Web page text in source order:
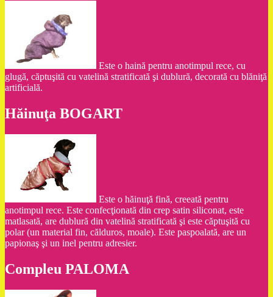
Este o haină pentru anotimpul rece, cu
glugă, căptuşită cu vatelină stratificată şi dublură, decorată cu blăniţă
artificială.
Hăinuţa BOGART
Este o hăinuţă fină, creeată pentru
anotimpul rece. Este confecţionată din crep satin siliconat, este
matlasată, are dublură din vatelină stratificată şi este căptuşită cu
polar (un material fin, călduros, moale). Este paspoalată, are un
papionaş şi un inel pentru adresier.
Compleu PALOMA